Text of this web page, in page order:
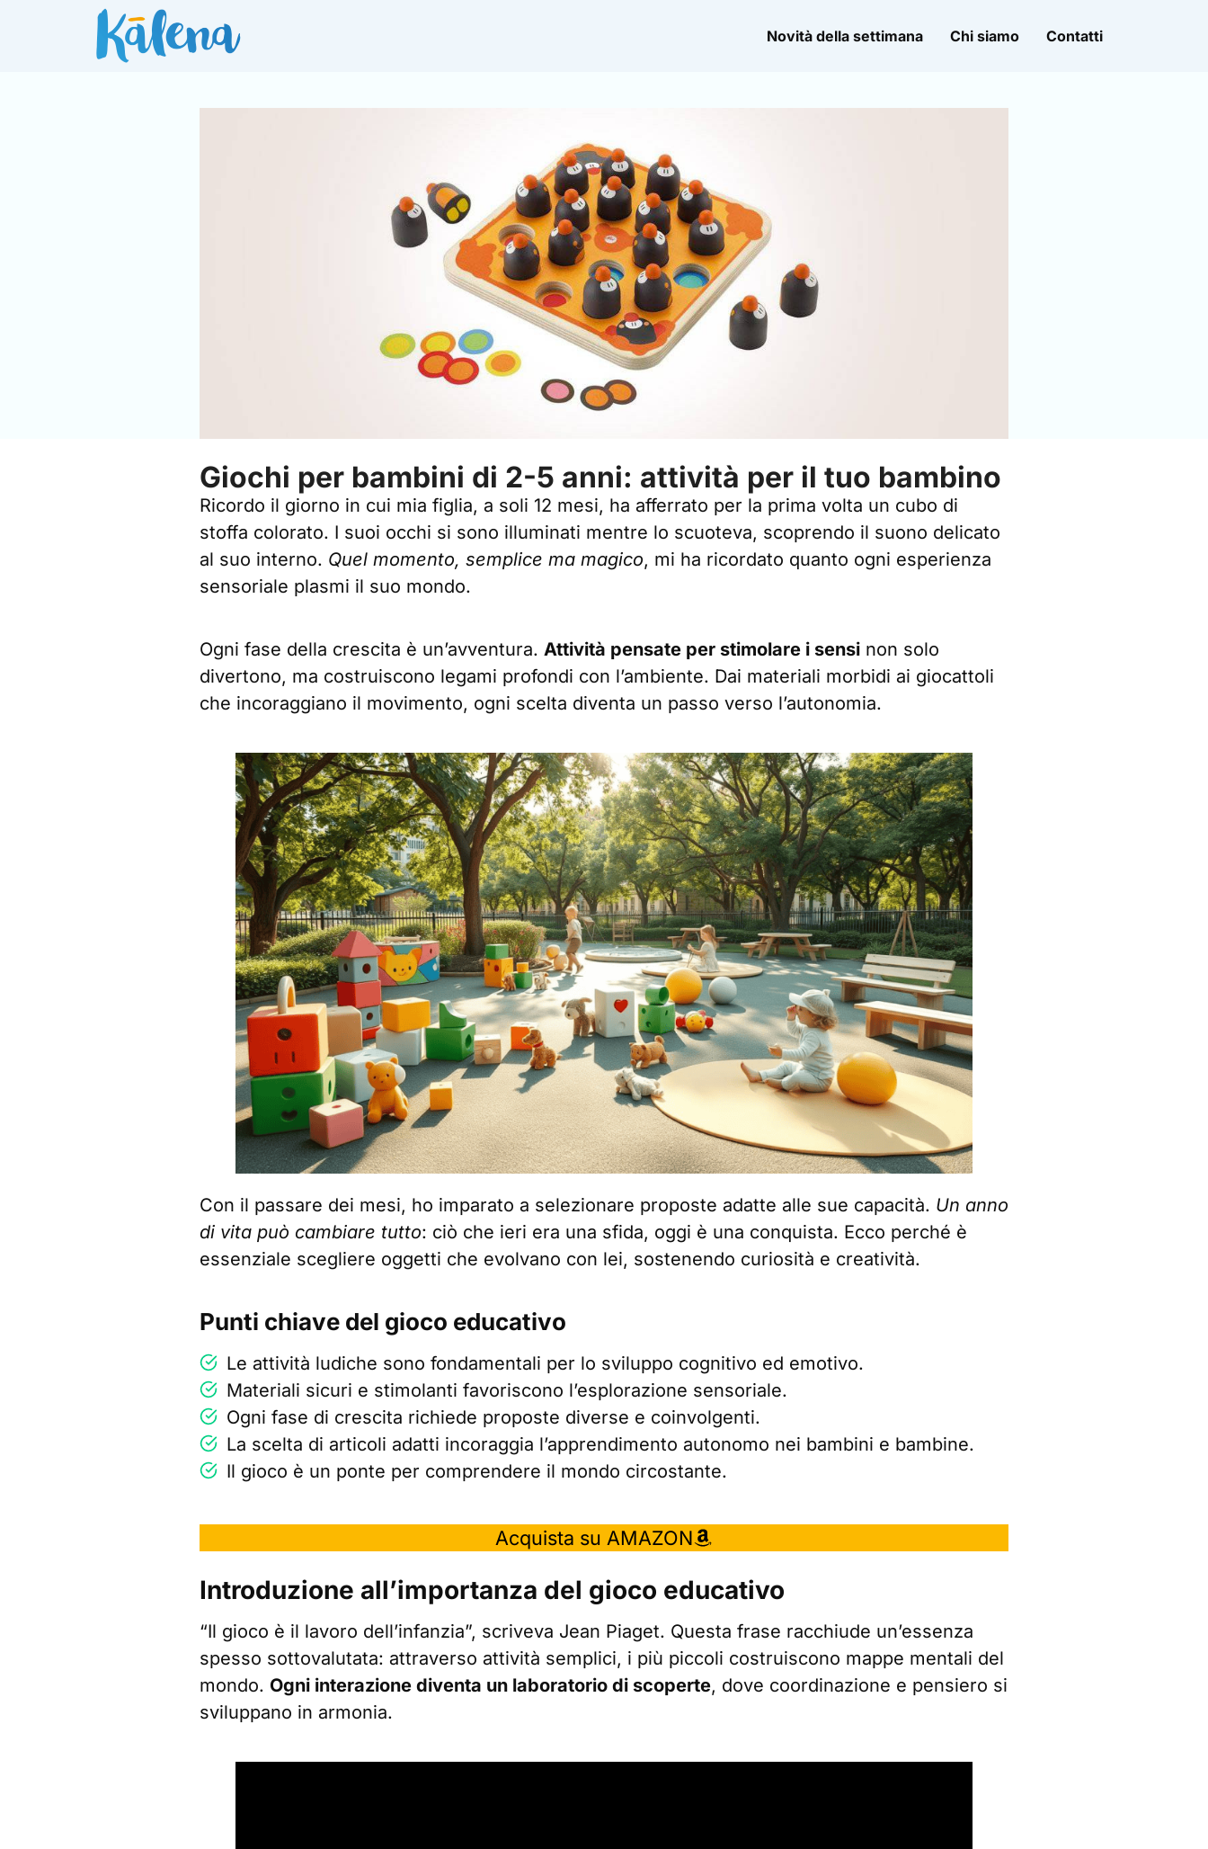
Novità della settimana Chi siamo Contatti
Giochi per bambini di 2-5 anni: attività per il tuo bambino
Ricordo il giorno in cui mia figlia, a soli 12 mesi, ha afferrato per la prima volta un cubo di
stoffa colorato. I suoi occhi si sono illuminati mentre lo scuoteva, scoprendo il suono delicato
al suo interno. Quel momento, semplice ma magico, mi ha ricordato quanto ogni esperienza
sensoriale plasmi il suo mondo.
Ogni fase della crescita è un’avventura. Attività pensate per stimolare i sensi non solo
divertono, ma costruiscono legami profondi con l’ambiente. Dai materiali morbidi ai giocattoli
che incoraggiano il movimento, ogni scelta diventa un passo verso l’autonomia.
Con il passare dei mesi, ho imparato a selezionare proposte adatte alle sue capacità. Un anno
di vita può cambiare tutto: ciò che ieri era una sfida, oggi è una conquista. Ecco perché è
essenziale scegliere oggetti che evolvano con lei, sostenendo curiosità e creatività.
Punti chiave del gioco educativo
Le attività ludiche sono fondamentali per lo sviluppo cognitivo ed emotivo.
Materiali sicuri e stimolanti favoriscono l’esplorazione sensoriale.
Ogni fase di crescita richiede proposte diverse e coinvolgenti.
La scelta di articoli adatti incoraggia l’apprendimento autonomo nei bambini e bambine.
Il gioco è un ponte per comprendere il mondo circostante.
Acquista su AMAZON
Introduzione all’importanza del gioco educativo
“Il gioco è il lavoro dell’infanzia”, scriveva Jean Piaget. Questa frase racchiude un’essenza
spesso sottovalutata: attraverso attività semplici, i più piccoli costruiscono mappe mentali del
mondo. Ogni interazione diventa un laboratorio di scoperte, dove coordinazione e pensiero si
sviluppano in armonia.